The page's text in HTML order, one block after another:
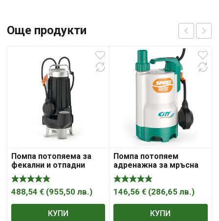
Още продукти
Помпа потопяема за
фекални и отпадни
води City Pumps 3-
36м3/ ч, 11- 2м, 2″,
PATROL 10/45M
488,54 € (955,50 лв.)
КУПИ
Помпа потопяем
адренажна за мръсна
вода City Pumps 1.2-
10.8м3/ ч, 6.5- 1.5м, 1 1/
4″, SPEED VORTEX 50M
146,56€ (286,65лв.)
КУПИ